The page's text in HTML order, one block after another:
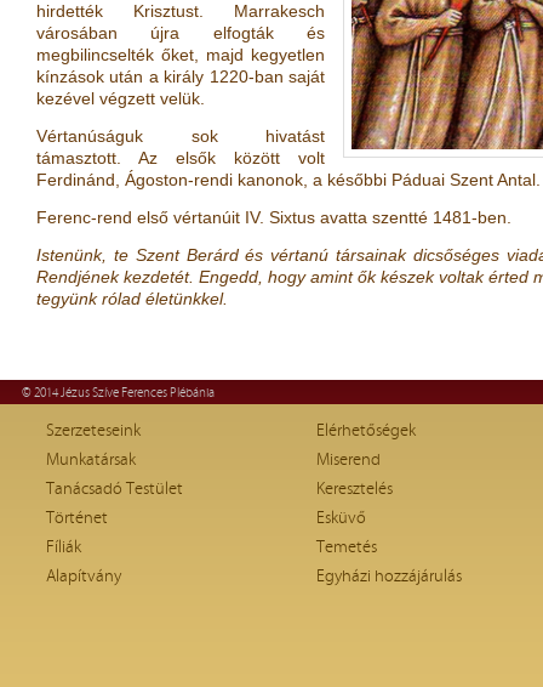
hirdették Krisztust. Marrakesch
városában újra elfogták és
megbilincselték őket, majd kegyetlen
kínzások után a király 1220-ban saját
kezével végzett velük.
Vértanúságuk sok hivatást
támasztott. Az elsők között volt
Ferdinánd, Ágoston-rendi kanonok, a későbbi Páduai Szent
Ferenc-rend első vértanúit IV. Sixtus avatta szentté 1481-ben.
Istenünk, te Szent Berárd és vértanú társainak dicsőséges
Rendjének kezdetét. Engedd, hogy amint ők készek voltak érted
tegyünk rólad életünkkel.
© 2014 Jézus Szíve Ferences Plébánia
Szerzeteseink
Munkatársak
Tanácsadó Testület
Történet
Fíliák
Alapítvány
Elérhetőségek
Miserend
Keresztelés
Esküvő
Temetés
Egyházi hozzájárulás